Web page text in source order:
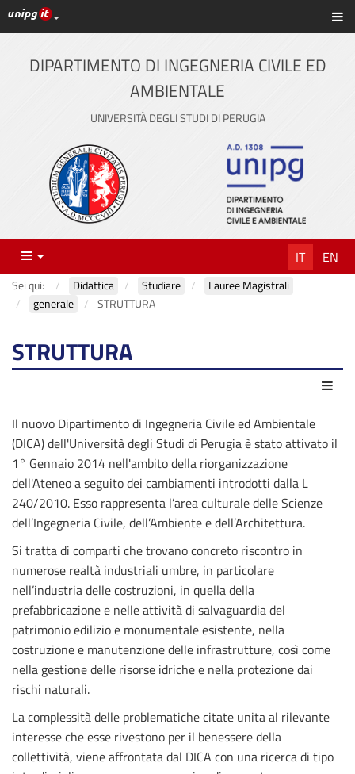
Vai
al
contenuto
principale
Link ai principali servizi web di Ateneo
DIPARTIMENTO DI INGEGNERIA CIVILE ED
AMBIENTALE
UNIVERSITÀ DEGLI STUDI DI PERUGIA
Menu IT EN
Sei qui: Didattica Studiare
Lauree Magistrali
generale
STRUTTURA
STRUTTURA
Il nuovo Dipartimento di Ingegneria Civile ed Ambientale
(DICA) dell'Università degli Studi di Perugia è stato attivato il
1° Gennaio 2014 nell'ambito della riorganizzazione
dell'Ateneo a seguito dei cambiamenti introdotti dalla L
240/2010. Esso rappresenta l’area culturale delle Scienze
dell’Ingegneria Civile, dell’Ambiente e dell’Architettura.
Si tratta di comparti che trovano concreto riscontro in
numerose realtà industriali umbre, in particolare
nell’industria delle costruzioni, in quella della
prefabbricazione e nelle attività di salvaguardia del
patrimonio edilizio e monumentale esistente, nella
costruzione e manutenzione delle infrastrutture, così come
nella gestione delle risorse idriche e nella protezione dai
rischi naturali.
La complessità delle problematiche citate unita al rilevante
interesse che esse rivestono per il benessere della
collettività, viene affrontata dal DICA con una ricerca di tipo